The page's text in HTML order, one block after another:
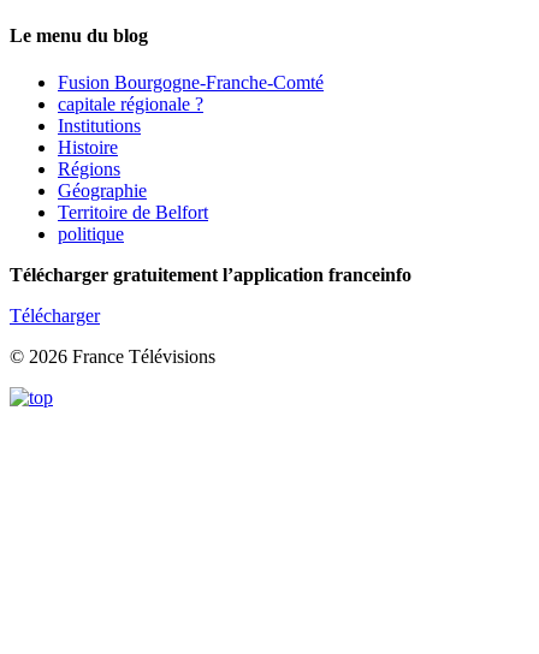
Le menu du blog
Fusion Bourgogne-Franche-Comté
capitale régionale ?
Institutions
Histoire
Régions
Géographie
Territoire de Belfort
politique
Télécharger gratuitement l’application franceinfo
Télécharger
© 2026 France Télévisions